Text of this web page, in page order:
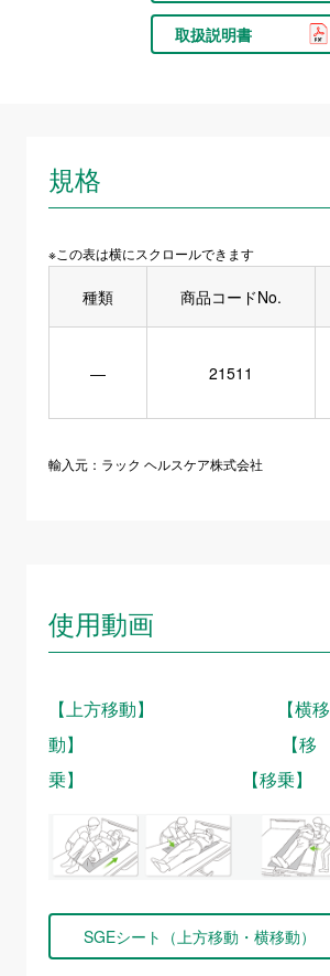
取扱説明書
規格
※この表は横にスクロールできます
種類 商品コードNo.
― 21511
輸入元：ラック ヘルスケア株式会社
使用動画
【上方移動】 【横移
動】 【移
乗】 【移乗】
SGEシート（上方移動・横移動）